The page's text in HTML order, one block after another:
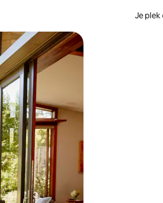
Je
door te tikken of swipen.